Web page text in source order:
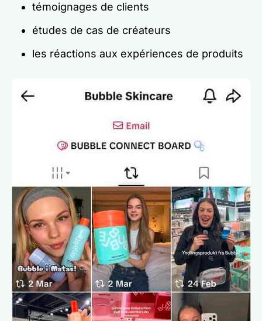
témoignages de clients
études de cas de créateurs
les réactions aux expériences de produits